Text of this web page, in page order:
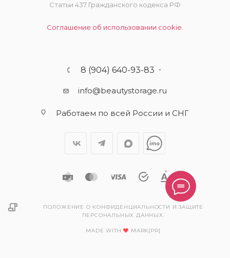
Статьи 437 Гражданского кодекса РФ
Соглашение об использовании cookie.
8 (904) 640-93-83
info@beautystorage.ru
Работаем по всей России и СНГ
ПОЛОЖЕНИЕ О КОНФИДЕНЦИАЛЬНОСТИ И ЗАЩИТЕ
ПЕРСОНАЛЬНЫХ ДАННЫХ.
MADE WITH MARK[PR]